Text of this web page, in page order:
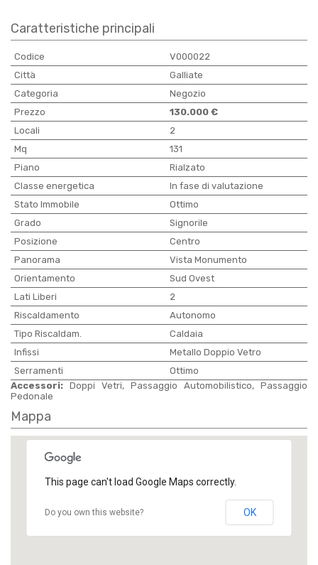
Caratteristiche principali
Codice
V000022
Città
Galliate
Categoria
Negozio
Prezzo
130.000 €
Locali
2
Mq
131
Piano
Rialzato
Classe energetica
In fase di valutazione
Stato Immobile
Ottimo
Grado
Signorile
Posizione
Centro
Panorama
Vista Monumento
Orientamento
Sud Ovest
Lati Liberi
2
Riscaldamento
Autonomo
Tipo Riscaldam.
Caldaia
Infissi
Metallo Doppio Vetro
Serramenti
Ottimo
Accessori: Doppi Vetri, Passaggio Automobilistico, Passaggio
Pedonale
Mappa
This page can't load Google Maps correctly.
Do you own this website? OK